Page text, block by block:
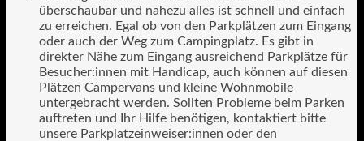
überschaubar und nahezu alles ist schnell und einfach
zu erreichen. Egal ob von den Parkplätzen zum Eingang
oder auch der Weg zum Campingplatz. Es gibt in
direkter Nähe zum Eingang ausreichend Parkplätze für
Besucher:innen mit Handicap, auch können auf diesen
Plätzen Campervans und kleine Wohnmobile
untergebracht werden. Sollten Probleme beim Parken
auftreten und Ihr Hilfe benötigen, kontaktiert bitte
unsere Parkplatzeinweiser:innen oder den